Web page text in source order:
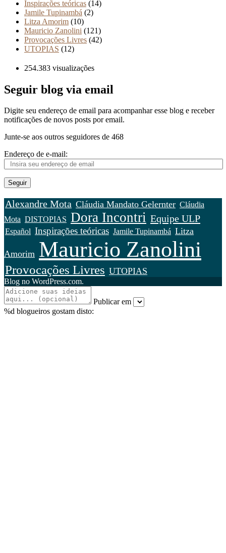
Inspirações teóricas (14)
Jamile Tupinambá (2)
Litza Amorim (10)
Mauricio Zanolini (121)
Provocações Livres (42)
UTOPIAS (12)
254.383 visualizações
Seguir blog via email
Digite seu endereço de email para acompanhar esse blog e receber
notificações de novos posts por email.
Junte-se aos outros seguidores de 468
Endereço de e-mail:
Seguir
Alexandre Mota Cláudia Mandato Gelernter Cláudia
Mota DISTOPIAS Dora Incontri Equipe ULP
Español Inspirações teóricas Jamile Tupinambá Litza
Amorim Mauricio Zanolini
Provocações Livres UTOPIAS
Blog no WordPress.com.
Publicar em
%d blogueiros gostam disto: